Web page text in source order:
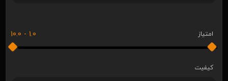
امتیاز 1.0
-
10.0
کیفیت